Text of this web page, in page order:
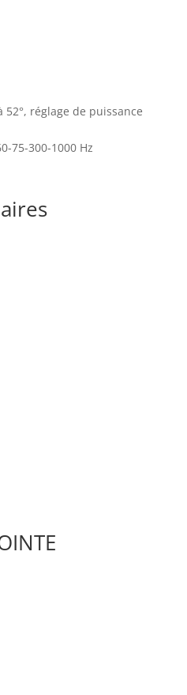
réglage de puissance
75-300-1000 Hz